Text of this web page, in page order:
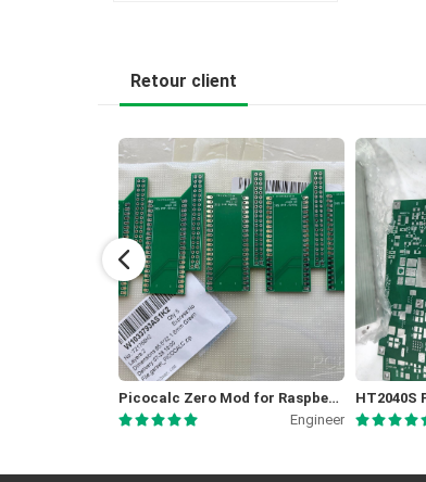
Retour client
Picocalc Zero Mod for Raspberry Pi Zero 2W
Engineer
HT2040S